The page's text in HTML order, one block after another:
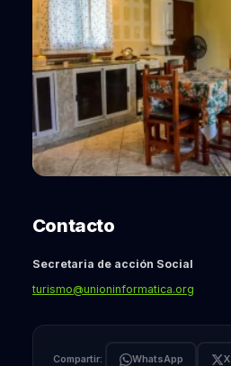
Contacto
Secretaria de acción Social
turismo@unioninformatica.org
Compartir: WhatsApp X